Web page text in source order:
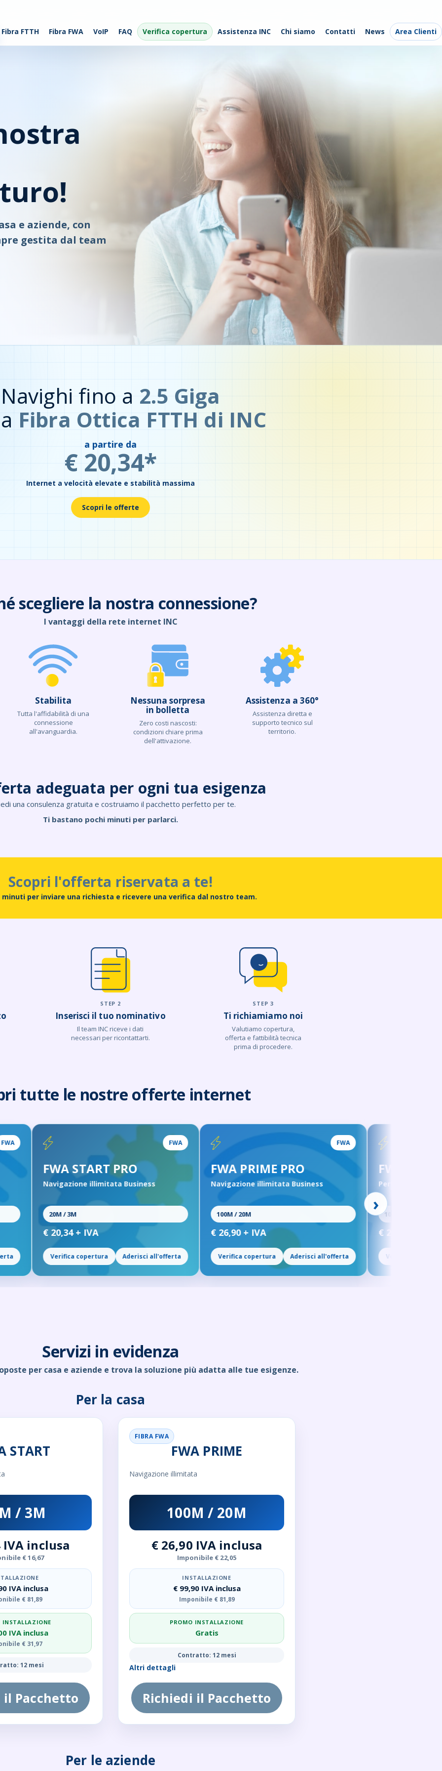
Fibra FTTH Fibra FWA VoIP FAQ Verifica copertura Assistenza INC Chi siamo Contatti News Area Clienti
e aziende, con
gestita dal team
Navighi fino a 2.5 Giga
Fibra Ottica FTTH di INC
a partire da
€ 20,34*
Internet a velocità elevate e stabilità massima
Scopri le offerte
scegliere la nostra connessione?
I vantaggi della rete internet INC
Stabilita
Tutta l'affidabilità di una
connessione
all'avanguardia.
Nessuna sorpresa
in bolletta
Zero costi nascosti:
condizioni chiare prima
dell'attivazione.
Assistenza a 360°
Assistenza diretta e
supporto tecnico sul
territorio.
adeguata per ogni tua esigenza
una consulenza gratuita e costruiamo il pacchetto perfetto per te.
Ti bastano pochi minuti per parlarci.
Scopri l'offerta riservata a te!
minuti per inviare una richiesta e ricevere una verifica dal nostro team.
STEP 2
Inserisci il tuo nominativo
Il team INC riceve i dati
necessari per ricontattarti.
STEP 3
Ti richiamiamo noi
Valutiamo copertura,
offerta e fattibilità tecnica
prima di procedere.
tutte le nostre offerte internet
›
FWA
FWA START PRO
Navigazione illimitata Business
20M / 3M
€ 20,34 + IVA
Verifica copertura Aderisci all'offerta
FWA PRIME PRO
Navigazione illimitata Business
100M / 20M
€ 26,90 + IVA
Verifica copertura Aderisci all'offerta
FWA PRIME FLAT
Performance Business
100M / 20M
€ 29,90 + IVA
Verifica copertura
Servizi in evidenza
per casa e aziende e trova la soluzione più adatta alle tue esigenze.
Per la casa
START
/ 3M
IVA inclusa
€ 16,67
IVA inclusa
€ 81,89
INSTALLAZIONE
IVA inclusa
€ 31,97
12 mesi
il Pacchetto
FIBRA FWA
FWA PRIME
Navigazione illimitata
100M / 20M
€ 26,90 IVA inclusa
Imponibile € 22,05
INSTALLAZIONE
€ 99,90 IVA inclusa
Imponibile € 81,89
PROMO INSTALLAZIONE
Gratis
Contratto: 12 mesi
Altri dettagli
Richiedi il Pacchetto
Per le aziende